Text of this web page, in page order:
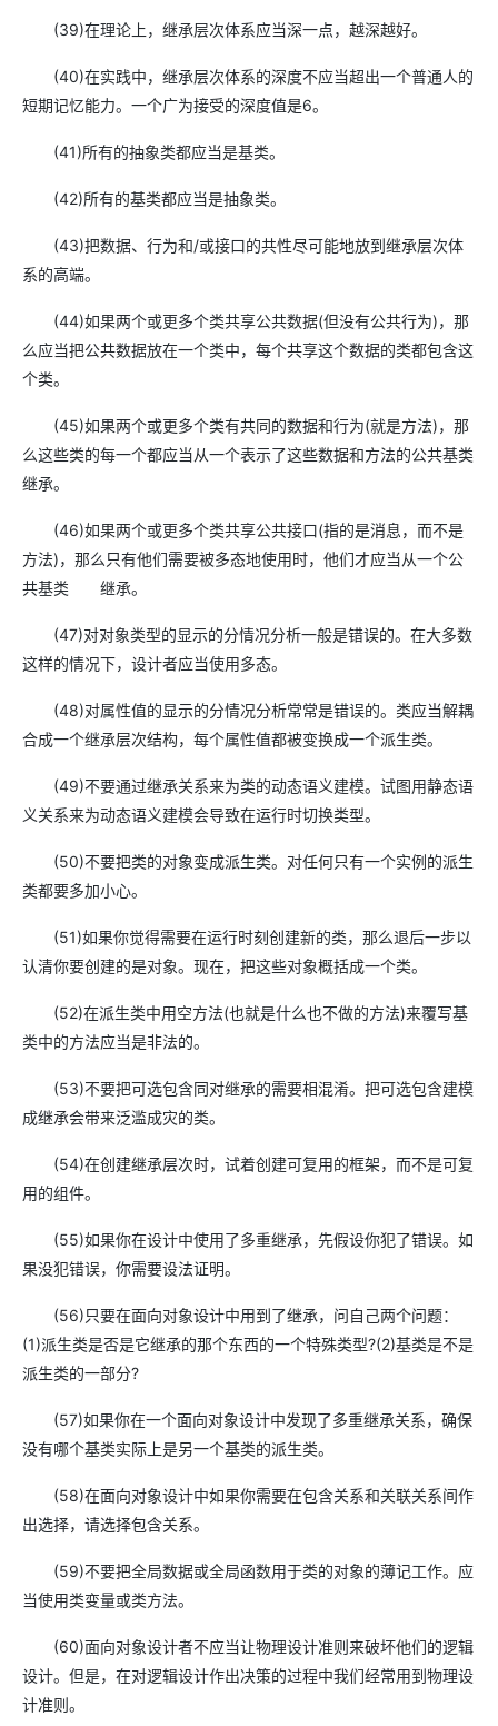
(39)在理论上，继承层次体系应当深一点，越深越好。
(40)在实践中，继承层次体系的深度不应当超出一个普通人的
短期记忆能力。一个广为接受的深度值是6。
(41)所有的抽象类都应当是基类。
(42)所有的基类都应当是抽象类。
(43)把数据、行为和/或接口的共性尽可能地放到继承层次体
系的高端。
(44)如果两个或更多个类共享公共数据(但没有公共行为)，那
么应当把公共数据放在一个类中，每个共享这个数据的类都包含这
个类。
(45)如果两个或更多个类有共同的数据和行为(就是方法)，那
么这些类的每一个都应当从一个表示了这些数据和方法的公共基类
继承。
(46)如果两个或更多个类共享公共接口(指的是消息，而不是
方法)，那么只有他们需要被多态地使用时，他们才应当从一个公
共基类 继承。
(47)对对象类型的显示的分情况分析一般是错误的。在大多数
这样的情况下，设计者应当使用多态。
(48)对属性值的显示的分情况分析常常是错误的。类应当解耦
合成一个继承层次结构，每个属性值都被变换成一个派生类。
(49)不要通过继承关系来为类的动态语义建模。试图用静态语
义关系来为动态语义建模会导致在运行时切换类型。
(50)不要把类的对象变成派生类。对任何只有一个实例的派生
类都要多加小心。
(51)如果你觉得需要在运行时刻创建新的类，那么退后一步以
认清你要创建的是对象。现在，把这些对象概括成一个类。
(52)在派生类中用空方法(也就是什么也不做的方法)来覆写基
类中的方法应当是非法的。
(53)不要把可选包含同对继承的需要相混淆。把可选包含建模
成继承会带来泛滥成灾的类。
(54)在创建继承层次时，试着创建可复用的框架，而不是可复
用的组件。
(55)如果你在设计中使用了多重继承，先假设你犯了错误。如
果没犯错误，你需要设法证明。
(56)只要在面向对象设计中用到了继承，问自己两个问题：
(1)派生类是否是它继承的那个东西的一个特殊类型?(2)基类是不是
派生类的一部分?
(57)如果你在一个面向对象设计中发现了多重继承关系，确保
没有哪个基类实际上是另一个基类的派生类。
(58)在面向对象设计中如果你需要在包含关系和关联关系间作
出选择，请选择包含关系。
(59)不要把全局数据或全局函数用于类的对象的薄记工作。应
当使用类变量或类方法。
(60)面向对象设计者不应当让物理设计准则来破坏他们的逻辑
设计。但是，在对逻辑设计作出决策的过程中我们经常用到物理设
计准则。